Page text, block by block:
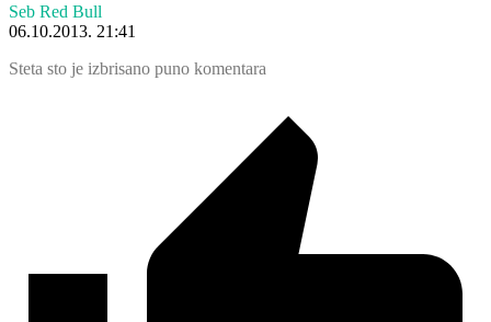
Seb Red Bull
06.10.2013. 21:41
Steta sto je izbrisano puno komentara